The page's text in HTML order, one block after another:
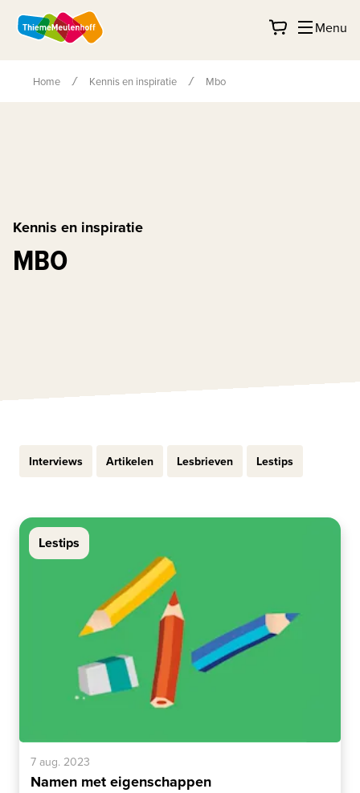
Menu
Home Kennis en inspiratie Mbo
Kennis en inspiratie
MBO
Interviews Artikelen Lesbrieven Lestips
Lestips
7 aug. 2023
Namen met eigenschappen